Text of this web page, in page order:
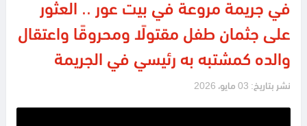
في جريمة مروعة في بيت عور .. العثور
على جثمان طفل مقتولًا ومحروقًا واعتقال
والده كمشتبه به رئيسي في الجريمة
نشر بتاريخ: 03 مايو، 2026